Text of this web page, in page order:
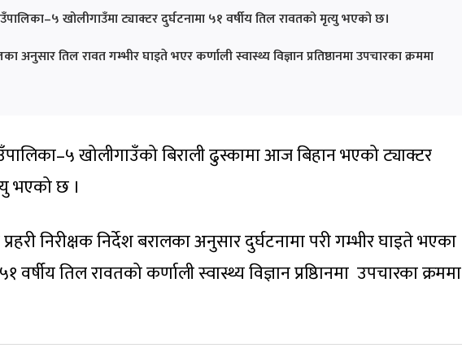
खोलीगाउँमा ट्याक्टर दुर्घटनामा ५१ वर्षीय तिल रावतको मृत्यु भएको छ।
अनुसार तिल रावत गम्भीर घाइते भएर कर्णाली स्वास्थ्य विज्ञान प्रतिष्ठानमा उपचारका क्रममा
खोलीगाउँको बिराली ढुस्कामा आज बिहान भएको ट्याक्टर
भएको छ ।
निरीक्षक निर्देश बरालका अनुसार दुर्घटनामा परी गम्भीर घाइते भएका
तिल रावतको कर्णाली स्वास्थ्य विज्ञान प्रष्ठिानमा उपचारका क्रममा